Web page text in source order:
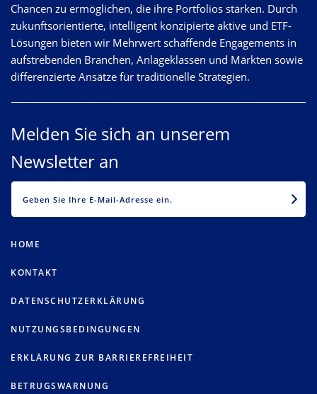
Chancen zu ermöglichen, die ihre Portfolios stärken. Durch
zukunftsorientierte, intelligent konzipierte aktive und ETF-
Lösungen bieten wir Mehrwert schaffende Engagements in
aufstrebenden Branchen, Anlageklassen und Märkten sowie
differenzierte Ansätze für traditionelle Strategien.
Melden Sie sich an unserem
Newsletter an
HOME
KONTAKT
DATENSCHUTZERKLÄRUNG
NUTZUNGSBEDINGUNGEN
ERKLÄRUNG ZUR BARRIEREFREIHEIT
BETRUGSWARNUNG